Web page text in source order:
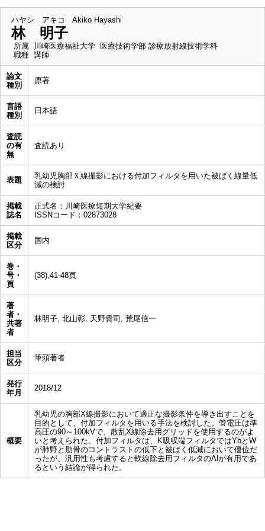
ハヤシ アキコ Akiko Hayashi
林 明子
所属
川崎医療福祉大学 医療技術学部 診療放射線技術学科
職種 講師
論文
種別
原著
言語
種別
日本語
査読
の有
無
査読あり
表題
乳幼児胸部Ｘ線撮影における付加フィルタを用いた被ばく線量低
減の検討
掲載
誌名
正式名：川崎医療短期大学紀要
ISSNコード：02873028
掲載
区分
国内
巻・
号・
頁
(38),41-48頁
著
者・
共著
者
林明子, 北山彰, 天野貴司, 荒尾信一
担当
区分
筆頭著者
発行
年月
2018/12
概要
乳幼児の胸部X線撮影において適正な撮影条件を導き出すことを
目的として、付加フィルタを用いる手法を検討した。管電圧は準
高圧の90～100kVで、散乱X線除去用グリッドを使用するのがよ
いと考えられた。付加フィルタは、K吸収端フィルタではYbとW
が肺野と肋骨のコントラストの低下と被ばく低減において優位だ
ったが、汎用性も考慮すると軟線除去用フィルタのAlが有用であ
るという結論が得られた。